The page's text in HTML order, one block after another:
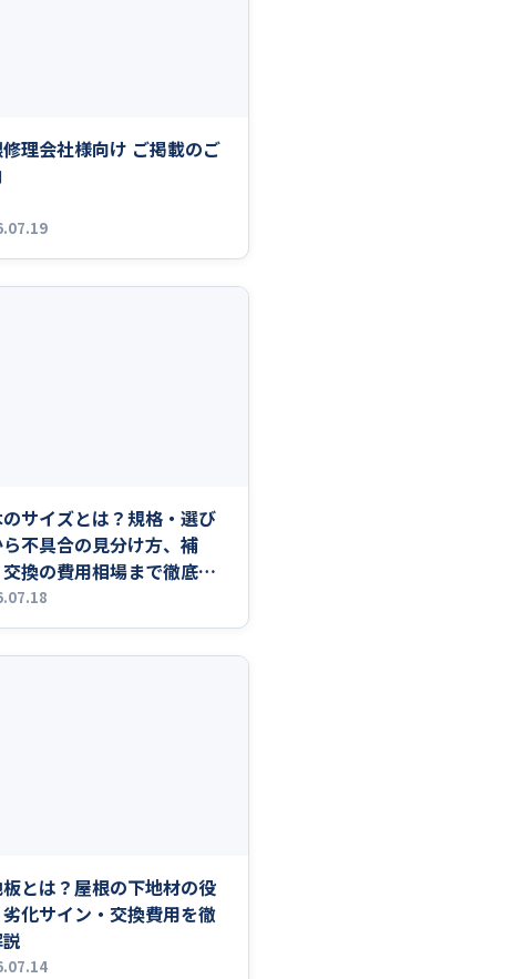
理会社様向け ご掲載のご
サイズとは？規格・選び
不具合の見分け方、補
換の費用相場まで徹底解
とは？屋根の下地材の役
化サイン・交換費用を徹